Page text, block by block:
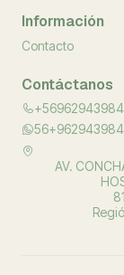
Información
Contacto
Contáctanos
+56962943984
AV.